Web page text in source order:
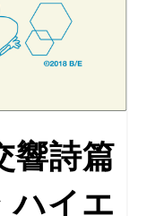
響詩篇
ハイエ